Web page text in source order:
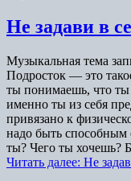
Не задави в
Музыкальная тема
Подросток — это
ты понимаешь, что
именно ты из себя
привязано к
надо быть способным
ты? Чего ты хочешь?
Читать далее: Не